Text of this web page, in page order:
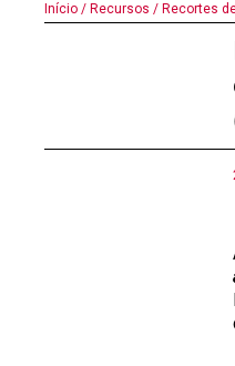
Início / Recursos / Recortes